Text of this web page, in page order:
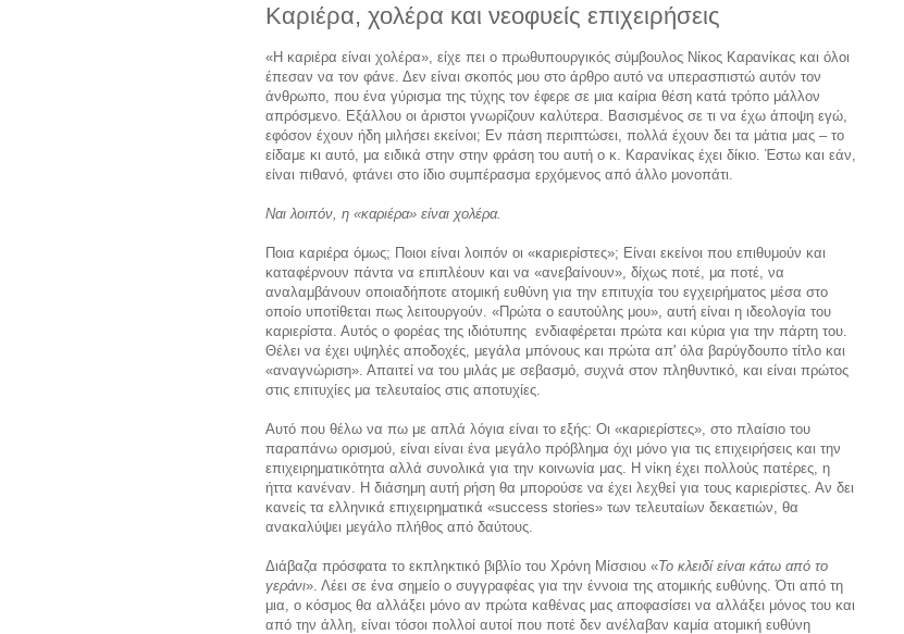
Καριέρα, χολέρα και νεοφυείς επιχειρήσεις
«Η καριέρα είναι χολέρα», είχε πει ο πρωθυπουργικός σύμβουλος Νίκος Καρανίκας και όλοι
έπεσαν να τον φάνε. Δεν είναι σκοπός μου στο άρθρο αυτό να υπερασπιστώ αυτόν τον
άνθρωπο, που ένα γύρισμα της τύχης τον έφερε σε μια καίρια θέση κατά τρόπο μάλλον
απρόσμενο. Εξάλλου οι άριστοι γνωρίζουν καλύτερα. Βασισμένος σε τι να έχω άποψη εγώ,
εφόσον έχουν ήδη μιλήσει εκείνοι; Εν πάση περιπτώσει, πολλά έχουν δει τα μάτια μας – το
είδαμε κι αυτό, μα ειδικά στην στην φράση του αυτή ο κ. Καρανίκας έχει δίκιο. Έστω και εάν,
είναι πιθανό, φτάνει στο ίδιο συμπέρασμα ερχόμενος από άλλο μονοπάτι.
Ναι λοιπόν, η «καριέρα» είναι χολέρα.
Ποια καριέρα όμως; Ποιοι είναι λοιπόν οι «καριερίστες»; Είναι εκείνοι που επιθυμούν και
καταφέρνουν πάντα να επιπλέουν και να «ανεβαίνουν», δίχως ποτέ, μα ποτέ, να
αναλαμβάνουν οποιαδήποτε ατομική ευθύνη για την επιτυχία του εγχειρήματος μέσα στο
οποίο υποτίθεται πως λειτουργούν. «Πρώτα ο εαυτούλης μου», αυτή είναι η ιδεολογία του
καριερίστα. Αυτός ο φορέας της ιδιότυπης ενδιαφέρεται πρώτα και κύρια για την πάρτη του.
Θέλει να έχει υψηλές αποδοχές, μεγάλα μπόνους και πρώτα απ' όλα βαρύγδουπο τίτλο και
«αναγνώριση». Απαιτεί να του μιλάς με σεβασμό, συχνά στον πληθυντικό, και είναι πρώτος
στις επιτυχίες μα τελευταίος στις αποτυχίες.
Αυτό που θέλω να πω με απλά λόγια είναι το εξής: Οι «καριερίστες», στο πλαίσιο του
παραπάνω ορισμού, είναι είναι ένα μεγάλο πρόβλημα όχι μόνο για τις επιχειρήσεις και την
επιχειρηματικότητα αλλά συνολικά για την κοινωνία μας. Η νίκη έχει πολλούς πατέρες, η
ήττα κανέναν. Η διάσημη αυτή ρήση θα μπορούσε να έχει λεχθεί για τους καριερίστες. Αν δει
κανείς τα ελληνικά επιχειρηματικά «success stories» των τελευταίων δεκαετιών, θα
ανακαλύψει μεγάλο πλήθος από δαύτους.
Διάβαζα πρόσφατα το εκπληκτικό βιβλίο του Χρόνη Μίσσιου «Το κλειδί είναι κάτω από το
γεράνι». Λέει σε ένα σημείο ο συγγραφέας για την έννοια της ατομικής ευθύνης. Ότι από τη
μια, ο κόσμος θα αλλάξει μόνο αν πρώτα καθένας μας αποφασίσει να αλλάξει μόνος του και
από την άλλη, είναι τόσοι πολλοί αυτοί που ποτέ δεν ανέλαβαν καμία ατομική ευθύνη